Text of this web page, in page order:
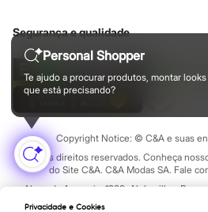
Moleca
Oneself
Redley
Rider
Via Uno
Zaxy
Esportivo
Novidades
Calças
Casacos e Jaquetas
Casacos e Jaquetas
Plus size
Personal Shopper
Te ajudo a procurar produtos, montar
que está precisando?
Segurança e qualidade
Copyright Notice: © C&A e suas
Todos os direitos reservados. Conheça
do Site C&A. C&A Modas SA. Fale
Alameda Araguaia, 1222, Alphaville -
Privacidade e Cookies